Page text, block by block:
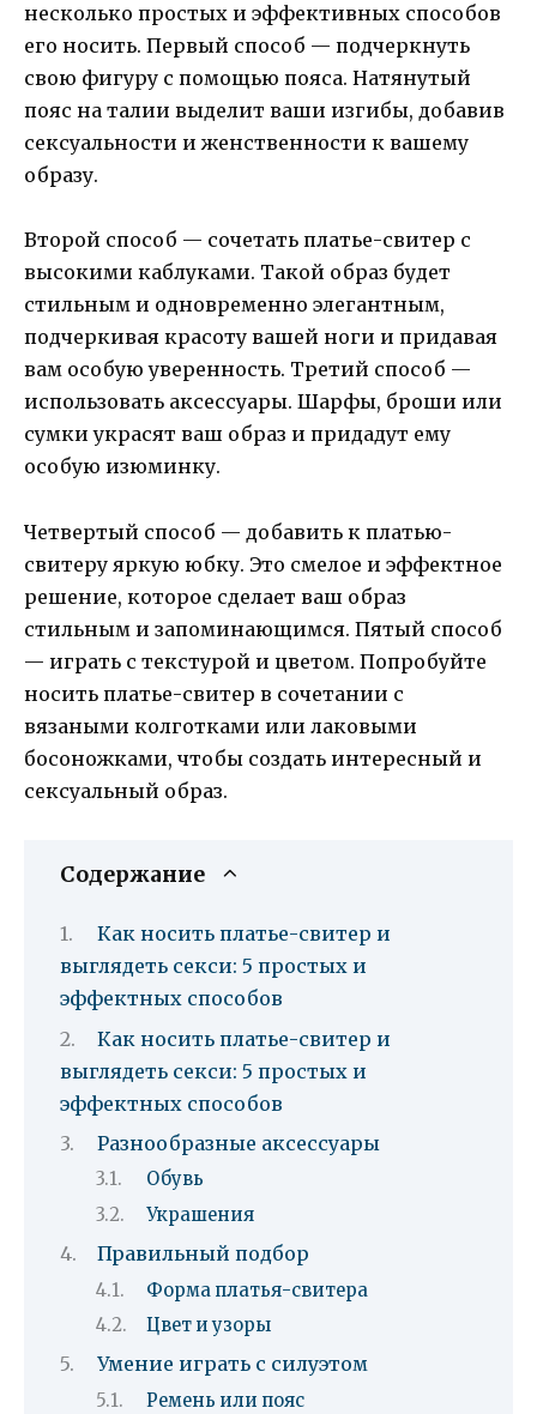
несколько простых и эффективных способов
его носить. Первый способ — подчеркнуть
свою фигуру с помощью пояса. Натянутый
пояс на талии выделит ваши изгибы, добавив
сексуальности и женственности к вашему
образу.
Второй способ — сочетать платье-свитер с
высокими каблуками. Такой образ будет
стильным и одновременно элегантным,
подчеркивая красоту вашей ноги и придавая
вам особую уверенность. Третий способ —
использовать аксессуары. Шарфы, броши или
сумки украсят ваш образ и придадут ему
особую изюминку.
Четвертый способ — добавить к платью-
свитеру яркую юбку. Это смелое и эффектное
решение, которое сделает ваш образ
стильным и запоминающимся. Пятый способ
— играть с текстурой и цветом. Попробуйте
носить платье-свитер в сочетании с
вязаными колготками или лаковыми
босоножками, чтобы создать интересный и
сексуальный образ.
Содержание
Как носить платье-свитер и
выглядеть секси: 5 простых и
эффектных способов
Как носить платье-свитер и
выглядеть секси: 5 простых и
эффектных способов
Разнообразные аксессуары
Обувь
Украшения
Правильный подбор
Форма платья-свитера
Цвет и узоры
Умение играть с силуэтом
Ремень или пояс